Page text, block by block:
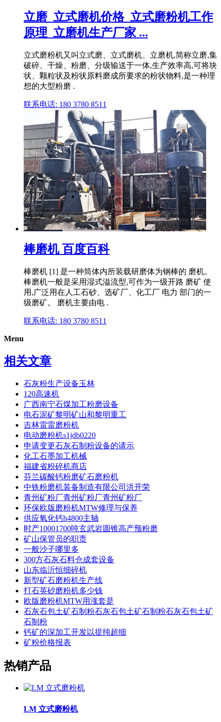
立磨_立式磨机价格_立式磨粉机工作
原理_立磨机生产厂家 ...
立式磨粉机又叫立式磨、立式磨机、立磨机,简称立磨,集
破碎、干燥、粉磨、分级输送于一体,生产效率高,可将块
状、颗粒状及粉状原料磨成所要求的粉状物料,是一种理
想的大型粉磨 .
联系电话: 180 3780 8511
棒磨机 百度百科
棒磨机 [1] 是一种筒体内所装载研磨体为钢棒的 磨机。
棒磨机一般是采用湿式溢流型,可作为一级开路 磨矿 使
用,广泛用在人工石砂、选矿厂、化工厂 电力 部门的一
级磨矿。 磨机主要由电 .
联系电话: 180 3780 8511
Menu
相关文章
石灰粉生产设备玉林
120高速机
广西南宁石煤加工粉磨设备
电石泥矿黎明矿山和黎明重工
吉林雷雷磨粉机
电动磨粉机s1jdb0220
申请变更石灰石制粉设备的请示
化工石墨加工机械
福建省粉碎机商店
芬兰碳酸钙粉磨矿石磨粉机
中铁粉磨机装备制造有限公司洪开荣
青州矿粉厂青州矿粉厂青州矿粉厂
环保欧版磨粉机MTW修理与保养
供应氧化钙h4800主轴
时产10001700吨玄武岩圆锥高产预粉磨
矿山保管员的职责
一般沙子哪里多
300方石灰石料仓成套设备
山东临沂恒细碎机
新型矿石磨粉机生产线
打石英砂磨粉机多少钱
欧版磨粉机MTW用涨套是
石灰石包土矿石制粉石灰石包土矿石制粉石灰石包土矿
石制粉
钙矿的深加工开发以提纯超细
矿粉价格报表
热销产品
LM 立式磨粉机